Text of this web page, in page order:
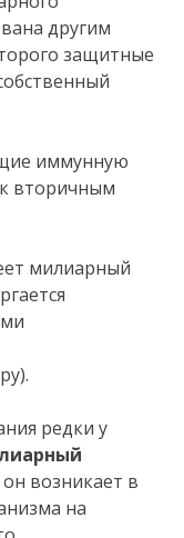
другим
защитные
иммунную
к вторичным
милиарный
редки у
возникает в
на